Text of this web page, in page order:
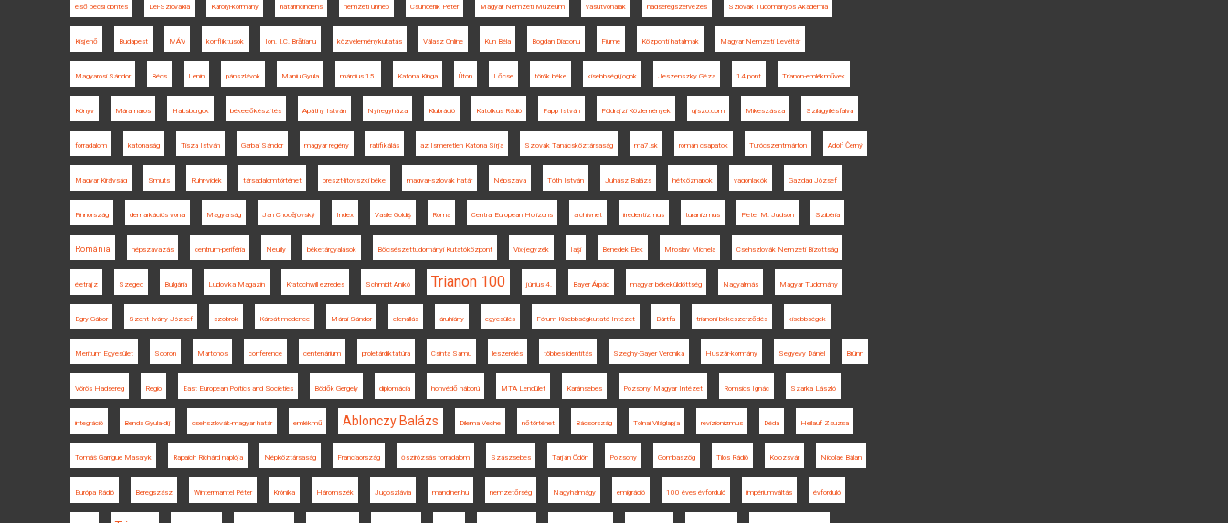
első bécsi döntés Dél-Szlovákia Károlyi-kormány határincindens nemzeti ünnep Csunderlik Péter Magyar Nemzeti Múzeum vasútvonalak hadseregszervezés Szlovák Tudományos Akadémia
Kisjenő Budapest MÁV konfliktusok Ion. I.C. Brătianu közvéleménykutatás Válasz Online Kun Béla Bogdan Diaconu Fiume Központi hatalmak Magyar Nemzeti Levéltár
Magyarosi Sándor Bécs Lenin pánszlávok Maniu Gyula március 15. Katona Kinga Úton Lőcse török béke kisebbségi jogok Jeszenszky Géza 14 pont Trianon-emlékművek
Könyv Máramaros Habsburgok békeelőkészítés Apáthy István Nyíregyháza Klubrádió Katolikus Rádió Papp István Földrajzi Közlemények ujszo.com Mikeszásza Szilágyillésfalva
forradalom katonaság Tisza István Garbai Sándor magyar regény ratifikálás az Ismeretlen Katona Sírja Szlovák Tanácsköztársaság ma7.sk román csapatok Turócszentmárton Adolf Černý
Magyar Királyság Smuts Ruhr-vidék társadalomtörténet breszt-litovszki béke magyar-szlovák határ Népszava Tóth István Juhász Balázs hétköznapok vagonlakók Gazdag József
Finnország demarkációs vonal Magyarság Jan Chodějovský Index Vasile Goldiș Róma Central European Horizons archívnet irredentizmus turanizmus Pieter M. Judson Szibéria
Románia népszavazás centrum-periféria Neuilly béketárgyalások Bölcsészettudományi Kutatóközpont Vix-jegyzék Iaşi Benedek Elek Miroslav Michela Csehszlovák Nemzeti Bizottság
életrajz Szeged Bulgária Ludovika Magazin Kratochwill ezredes Schmidt Anikó Trianon 100 június 4. Bayer Árpád magyar békeküldöttség Nagyalmás Magyar Tudomány
Egry Gábor Szent-Ivány József szobrok Kárpát-medence Márai Sándor ellenállás áruhiány egyesülés Fórum Kisebbségkutató Intézet Bártfa trianoni békeszerződés kisebbségek
Meritum Egyesület Sopron Martonos conference centenárium proletárdiktatúra Csinta Samu leszerelés többes identitás Szeghy-Gayer Veronika Huszár-kormány Segyevy Dániel Brünn
Vörös Hadsereg Regio East European Politics and Societies Bödők Gergely diplomácia honvédő háború MTA Lendület Karánsebes Pozsonyi Magyar Intézet Romsics Ignác Szarka László
integráció Benda Gyula-díj csehszlovák-magyar határ emlékmű Ablonczy Balázs Dilema Veche nőtörténet Bácsország Tolnai Világlapja revizionizmus Déda Heilauf Zsuzsa
Tomáš Garrigue Masaryk Rapaich Richárd naplója Népköztársaság Franciaország őszirózsás forradalom Szászsebes Tarján Ödön Pozsony Gombaszög Tilos Rádió Kolozsvár Nicolae Bălan
Európa Rádió Beregszász Wintermantel Péter Krónika Háromszék Jugoszlávia mandiner.hu nemzetőrség Nagyhalmágy emigráció 100 éves évforduló impériumváltás évforduló